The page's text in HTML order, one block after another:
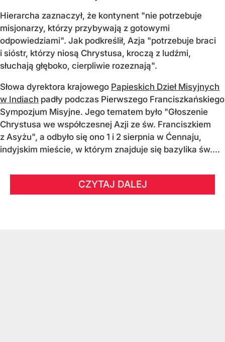
Hierarcha zaznaczył, że kontynent "nie potrzebuje
misjonarzy, którzy przybywają z gotowymi
odpowiedziami". Jak podkreślił, Azja "potrzebuje braci
i sióstr, którzy niosą Chrystusa, kroczą z ludźmi,
słuchają głęboko, cierpliwie rozeznają".
Słowa dyrektora krajowego Papieskich Dzieł Misyjnych
w Indiach padły podczas Pierwszego Franciszkańskiego
Sympozjum Misyjne. Jego tematem było "Głoszenie
Chrystusa we współczesnej Azji ze św. Franciszkiem
z Asyżu", a odbyło się ono 1 i 2 sierpnia w Ćennaju,
indyjskim mieście, w którym znajduje się bazylika św....
CZYTAJ DALEJ